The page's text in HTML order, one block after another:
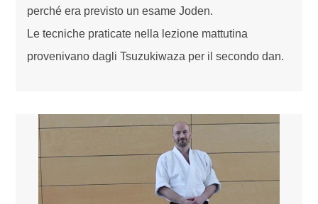
perché era previsto un esame Joden.
Le tecniche praticate nella lezione mattutina
provenivano dagli Tsuzukiwaza per il secondo dan.